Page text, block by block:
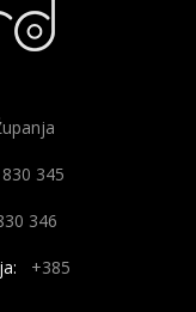
345
346
+385